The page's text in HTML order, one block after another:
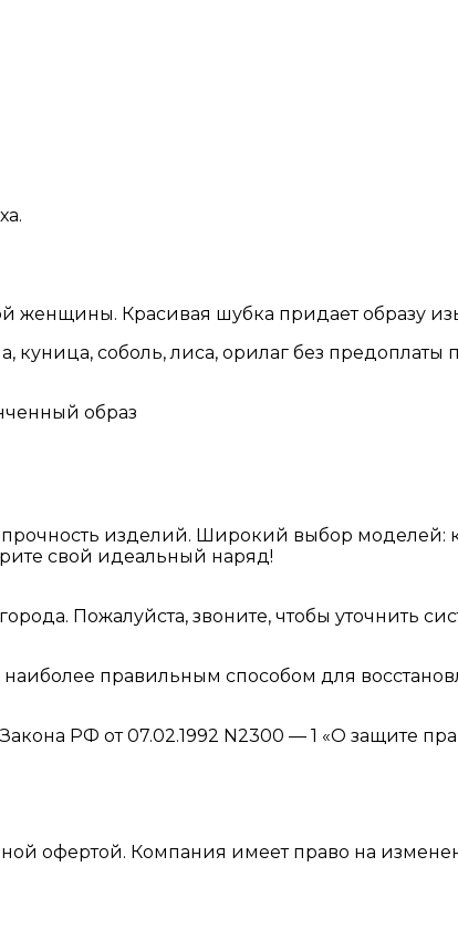
Красивая шубка придает образу
куница, соболь, лиса, орилаг без
образ
изделий. Широкий выбор моделей:
свой идеальный наряд!
Пожалуйста, звоните, чтобы уточнить
правильным способом для
РФ от 07.02.1992 N2300 — 1 «О защите
офертой. Компания имеет право на